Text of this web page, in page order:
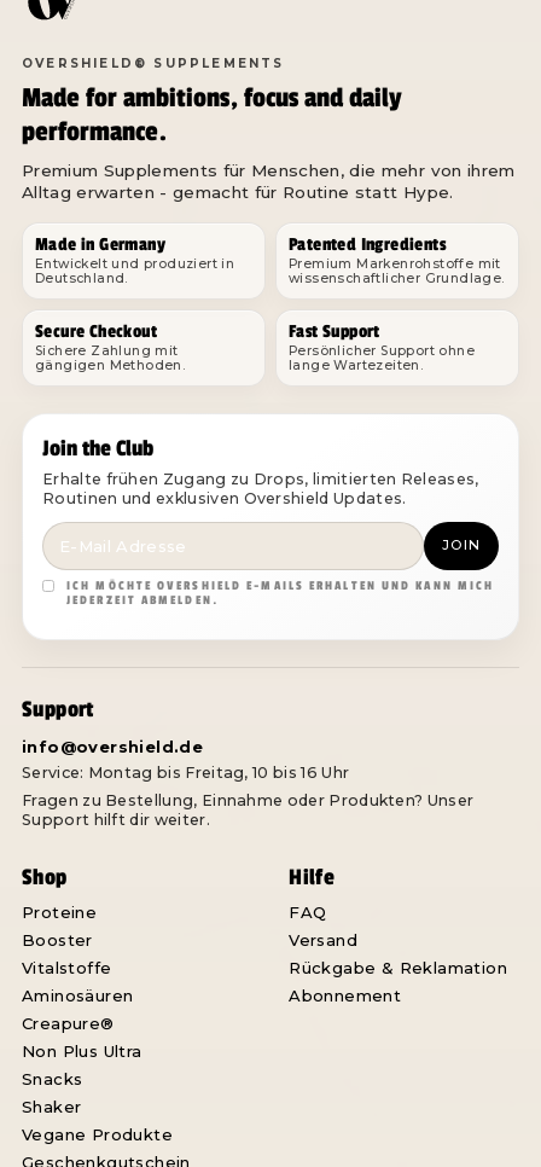
OVERSHIELD® SUPPLEMENTS
Made for ambitions, focus and daily
performance.
Premium Supplements für Menschen, die mehr von ihrem
Alltag erwarten - gemacht für Routine statt Hype.
Made in Germany
Entwickelt und produziert in
Deutschland.
Patented Ingredients
Premium Markenrohstoffe mit
wissenschaftlicher Grundlage.
Secure Checkout
Sichere Zahlung mit
gängigen Methoden.
Fast Support
Persönlicher Support ohne
lange Wartezeiten.
Join the Club
Erhalte frühen Zugang zu Drops, limitierten Releases,
Routinen und exklusiven Overshield Updates.
JOIN
ICH MÖCHTE OVERSHIELD E-MAILS ERHALTEN UND KANN MICH
JEDERZEIT ABMELDEN.
Support
info@overshield.de
Service: Montag bis Freitag, 10 bis 16 Uhr
Fragen zu Bestellung, Einnahme oder Produkten? Unser
Support hilft dir weiter.
Shop
Proteine
Booster
Vitalstoffe
Aminosäuren
Creapure®
Non Plus Ultra
Snacks
Shaker
Vegane Produkte
Geschenkgutschein
Hilfe
FAQ
Versand
Rückgabe & Reklamation
Abonnement